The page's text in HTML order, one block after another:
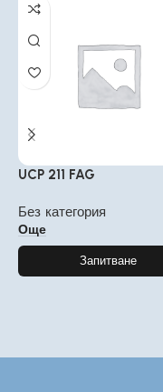
UCP 211 FAG
Без категория
Още
Запитване